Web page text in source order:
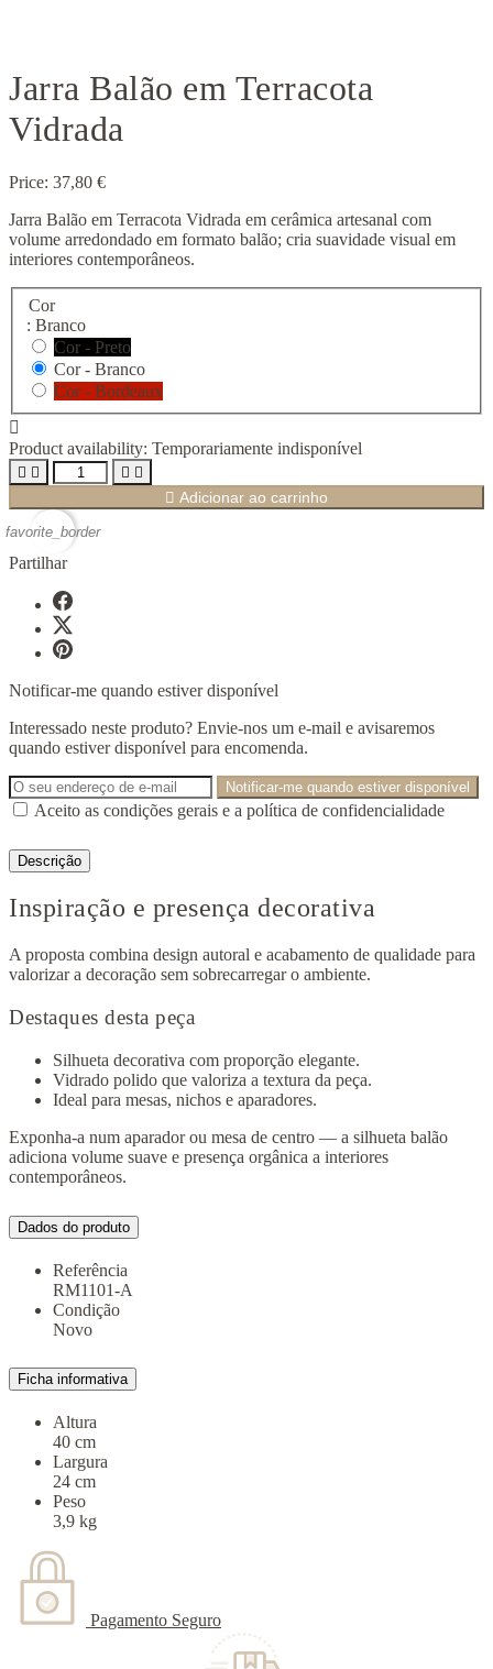
Jarra Balão em Terracota
Vidrada
Price: 37,80 €
Jarra Balão em Terracota Vidrada em cerâmica artesanal com
volume arredondado em formato balão; cria suavidade visual em
interiores contemporâneos.
Cor
: Branco
Cor - Preto
Cor - Branco
Cor - Bordeaux

Product availability: Temporariamente indisponível
   
 Adicionar ao carrinho
favorite_border
Partilhar
Notificar-me quando estiver disponível
Interessado neste produto? Envie-nos um e-mail e avisaremos
quando estiver disponível para encomenda.
Notificar-me quando estiver disponível
Aceito as condições gerais e a política de confidencialidade
Descrição
Inspiração e presença decorativa
A proposta combina design autoral e acabamento de qualidade para
valorizar a decoração sem sobrecarregar o ambiente.
Destaques desta peça
Silhueta decorativa com proporção elegante.
Vidrado polido que valoriza a textura da peça.
Ideal para mesas, nichos e aparadores.
Exponha-a num aparador ou mesa de centro — a silhueta balão
adiciona volume suave e presença orgânica a interiores
contemporâneos.
Dados do produto
Referência
RM1101-A
Condição
Novo
Ficha informativa
Altura
40 cm
Largura
24 cm
Peso
3,9 kg
Pagamento Seguro